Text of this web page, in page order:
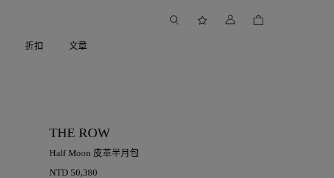
折扣 文章
THE ROW
Half Moon 皮革半月包
NTD 50,380